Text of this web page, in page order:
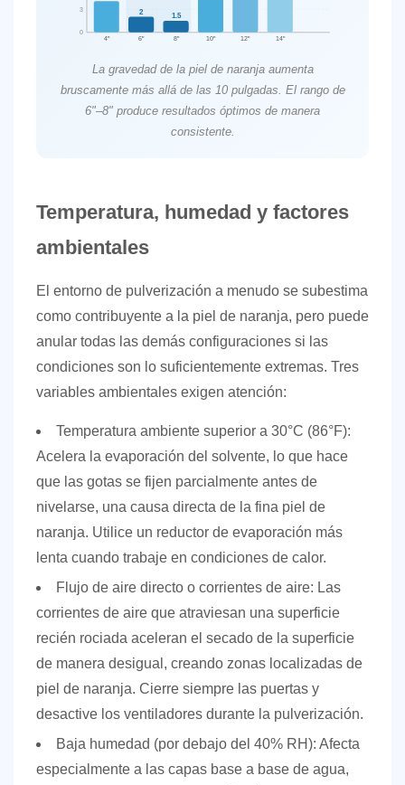
0
3
4"
2
6"
1.5
8" 10" 12" 14"
La gravedad de la piel de naranja aumenta
bruscamente más allá de las 10 pulgadas. El rango de
6"–8" produce resultados óptimos de manera
consistente.
Temperatura, humedad y factores
ambientales
El entorno de pulverización a menudo se subestima
como contribuyente a la piel de naranja, pero puede
anular todas las demás configuraciones si las
condiciones son lo suficientemente extremas. Tres
variables ambientales exigen atención:
Temperatura ambiente superior a 30°C (86°F):
Acelera la evaporación del solvente, lo que hace
que las gotas se fijen parcialmente antes de
nivelarse, una causa directa de la fina piel de
naranja. Utilice un reductor de evaporación más
lenta cuando trabaje en condiciones de calor.
Flujo de aire directo o corrientes de aire: Las
corrientes de aire que atraviesan una superficie
recién rociada aceleran el secado de la superficie
de manera desigual, creando zonas localizadas de
piel de naranja. Cierre siempre las puertas y
desactive los ventiladores durante la pulverización.
Baja humedad (por debajo del 40% RH): Afecta
especialmente a las capas base a base de agua,